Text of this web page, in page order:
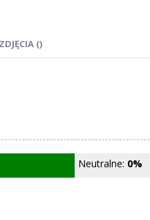
ZDJĘCIA ()
Neutralne: 0%